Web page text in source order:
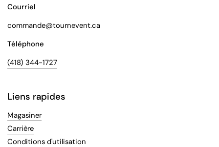
Courriel
commande@tournevent.ca
Téléphone
(418) 344-1727
Liens rapides
Magasiner
Carrière
Conditions d'utilisation